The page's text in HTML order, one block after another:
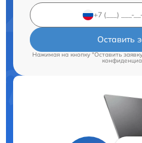
Оставить
Нажимая на кнопку "Оставить